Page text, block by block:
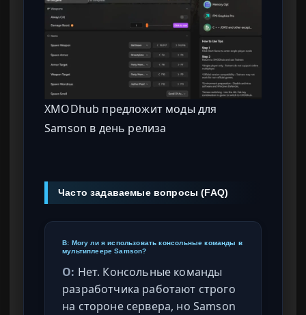
XMODhub предложит моды для
Samson в день релиза
Часто задаваемые вопросы (FAQ)
В: Могу ли я использовать консольные команды в
мультиплеере Samson?
О: Нет. Консольные команды
разработчика работают строго
на стороне сервера, но Samson